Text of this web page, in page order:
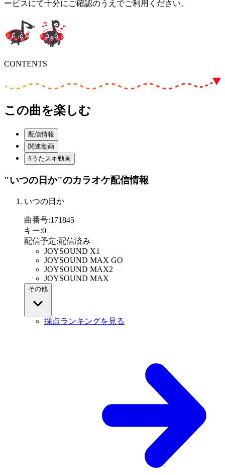
ービスにて十分にご確認のうえでご利用ください。
CONTENTS
この曲を楽しむ
配信情報
関連動画
#うたスキ動画
"いつの日か"のカラオケ配信情報
いつの日か
曲番号:171845
キー:0
配信予定:配信済み
JOYSOUND X1
JOYSOUND MAX GO
JOYSOUND MAX2
JOYSOUND MAX
その他
採点ランキングを見る